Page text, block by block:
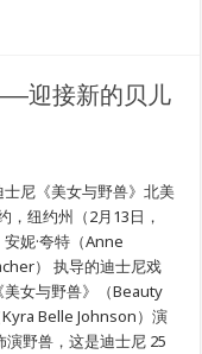
迎接新的贝儿
尼《美女与野兽》北美
，纽约州（2月13日，
妮·夸特（Anne
） 执导的迪士尼戏
女与野兽》（Beauty
Belle Johnson）演
演野兽，这是迪士尼 25